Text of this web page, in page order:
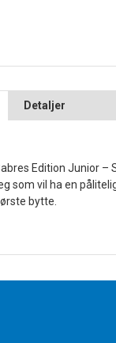
Detaljer
Edition Junior –
som vil ha en
bytte.